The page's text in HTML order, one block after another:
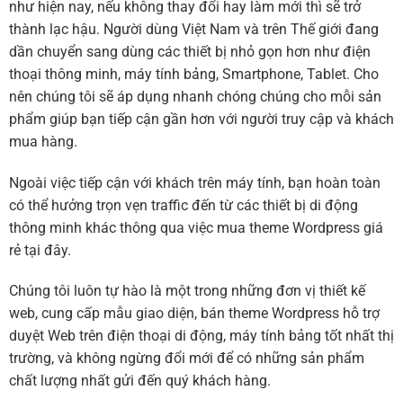
như hiện nay, nếu không thay đổi hay làm mới thì sẽ trở
thành lạc hậu. Người dùng Việt Nam và trên Thế giới đang
dần chuyển sang dùng các thiết bị nhỏ gọn hơn như điện
thoại thông minh, máy tính bảng, Smartphone, Tablet. Cho
nên chúng tôi sẽ áp dụng nhanh chóng chúng cho mỗi sản
phẩm giúp bạn tiếp cận gần hơn với người truy cập và khách
mua hàng.
Ngoài việc tiếp cận với khách trên máy tính, bạn hoàn toàn
có thể hưởng trọn vẹn traffic đến từ các thiết bị di động
thông minh khác thông qua việc mua theme Wordpress giá
rẻ tại đây.
Chúng tôi luôn tự hào là một trong những đơn vị thiết kế
web, cung cấp mẫu giao diện, bán theme Wordpress hỗ trợ
duyệt Web trên điện thoại di động, máy tính bảng tốt nhất thị
trường, và không ngừng đổi mới để có những sản phẩm
chất lượng nhất gửi đến quý khách hàng.